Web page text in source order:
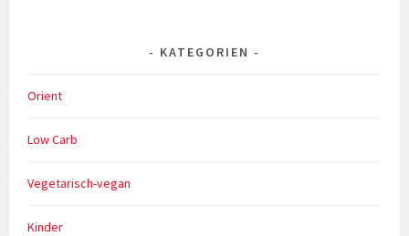
KATEGORIEN
Orient
Low Carb
Vegetarisch-vegan
Kinder